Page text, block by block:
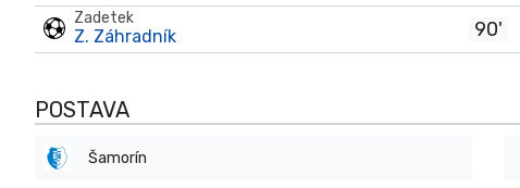
Zadetek
Z. Záhradník 90'
POSTAVA
Šamorín